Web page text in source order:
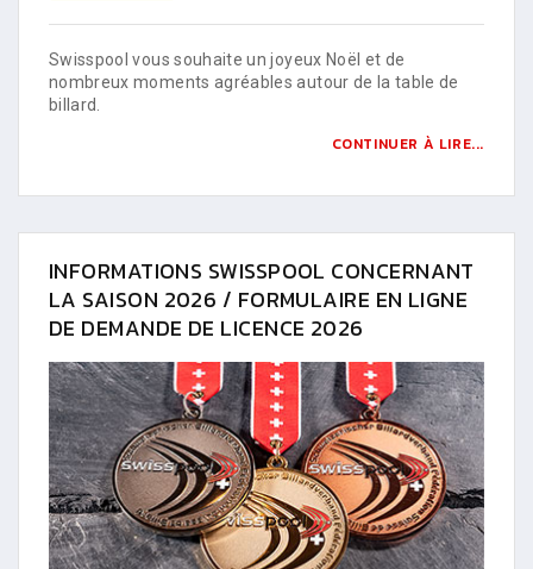
Swisspool vous souhaite un joyeux Noël et de
nombreux moments agréables autour de la table de
billard.
CONTINUER À LIRE...
INFORMATIONS SWISSPOOL CONCERNANT
LA SAISON 2026 / FORMULAIRE EN LIGNE
DE DEMANDE DE LICENCE 2026